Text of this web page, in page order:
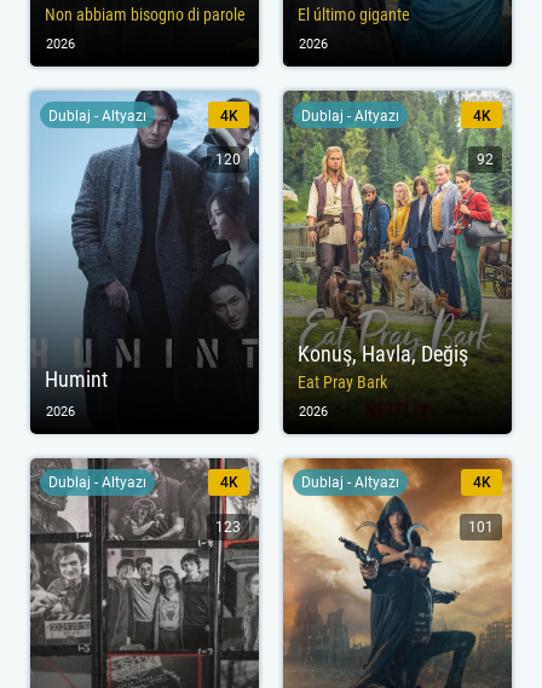
Non abbiam bisogno di parole
2026
El último gigante
2026
Humint
Dublaj - Altyazı 4K
120
2026
Konuş, Havla, Değiş
Eat Pray Bark
Dublaj - Altyazı 4K
92
2026
Dublaj - Altyazı 4K
123
Dublaj - Altyazı 4K
101